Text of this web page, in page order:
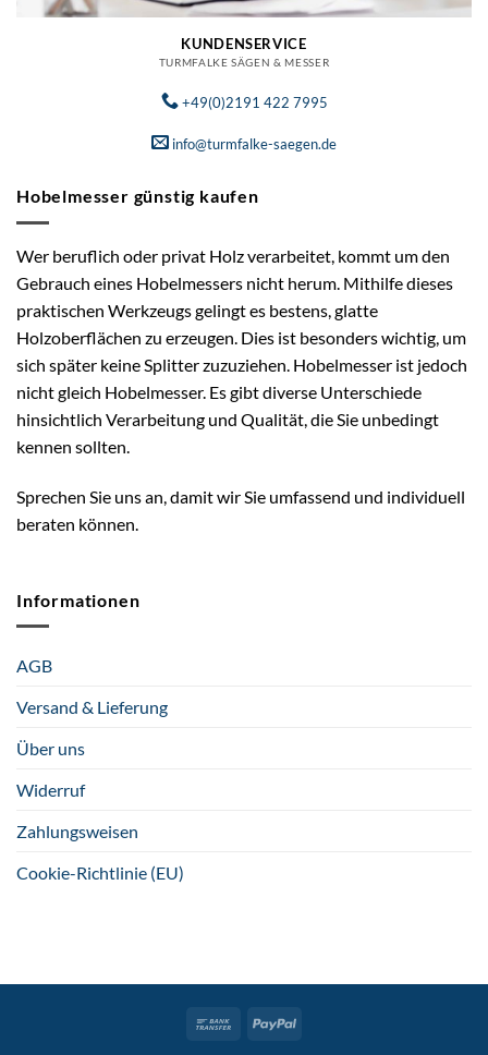
KUNDENSERVICE
TURMFALKE SÄGEN & MESSER
+49(0)2191 422 7995
info@turmfalke-saegen.de
Hobelmesser günstig kaufen
Wer beruflich oder privat Holz verarbeitet, kommt um den
Gebrauch eines Hobelmessers nicht herum. Mithilfe dieses
praktischen Werkzeugs gelingt es bestens, glatte
Holzoberflächen zu erzeugen. Dies ist besonders wichtig, um
sich später keine Splitter zuzuziehen. Hobelmesser ist jedoch
nicht gleich Hobelmesser. Es gibt diverse Unterschiede
hinsichtlich Verarbeitung und Qualität, die Sie unbedingt
kennen sollten.
Sprechen Sie uns an, damit wir Sie umfassend und individuell
beraten können.
Informationen
AGB
Versand & Lieferung
Über uns
Widerruf
Zahlungsweisen
Cookie-Richtlinie (EU)
Bank